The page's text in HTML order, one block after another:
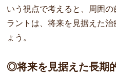
いう視点で考えると、周囲
ラントは、将来を見据えた
ょう。
◎将来を見据えた長期